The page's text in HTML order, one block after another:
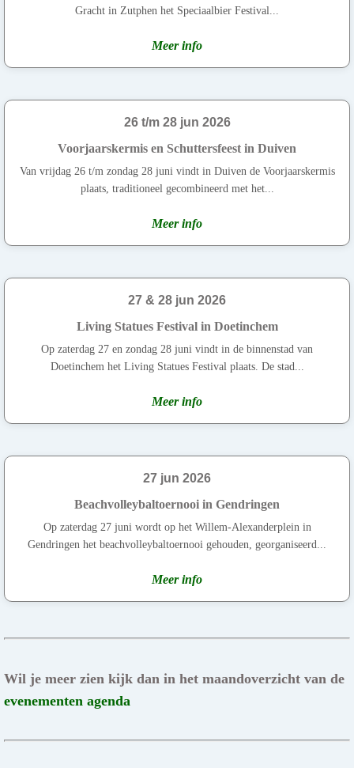
Gracht in Zutphen het Speciaalbier Festival...
Meer info
26 t/m 28 jun 2026
Voorjaarskermis en Schuttersfeest in Duiven
Van vrijdag 26 t/m zondag 28 juni vindt in Duiven de Voorjaarskermis
plaats, traditioneel gecombineerd met het...
Meer info
27 & 28 jun 2026
Living Statues Festival in Doetinchem
Op zaterdag 27 en zondag 28 juni vindt in de binnenstad van
Doetinchem het Living Statues Festival plaats. De stad...
Meer info
27 jun 2026
Beachvolleybaltoernooi in Gendringen
Op zaterdag 27 juni wordt op het Willem-Alexanderplein in
Gendringen het beachvolleybaltoernooi gehouden, georganiseerd...
Meer info
Wil je meer zien kijk dan in het maandoverzicht van de
evenementen agenda